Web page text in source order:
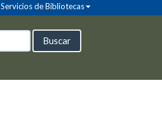
Servicios de Bibliotecas
Buscar